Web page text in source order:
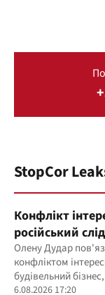
StopCor
Конфлікт
російський
Олену Дудар
конфліктом
будівельний
судові справи
6.08.2026 17:20